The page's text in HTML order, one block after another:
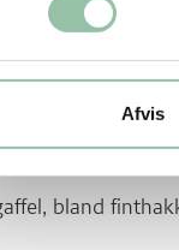
Afvis
Riv 2 tsk
limesaft
skål, hæld
den har opsuget
bland